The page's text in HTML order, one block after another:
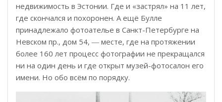
недвижимость в Эстонии. Где и «застрял» на 11 лет,
где скончался и похоронен. А ещё Булле
принадлежало фотоателье в Санкт-Петербурге на
Невском пр., дом 54, ― месте, где на протяжении
более 160 лет процесс фотографии не прекращался
ни на один день и где открыт музей-фотосалон его
имени. Но обо всём по порядку.